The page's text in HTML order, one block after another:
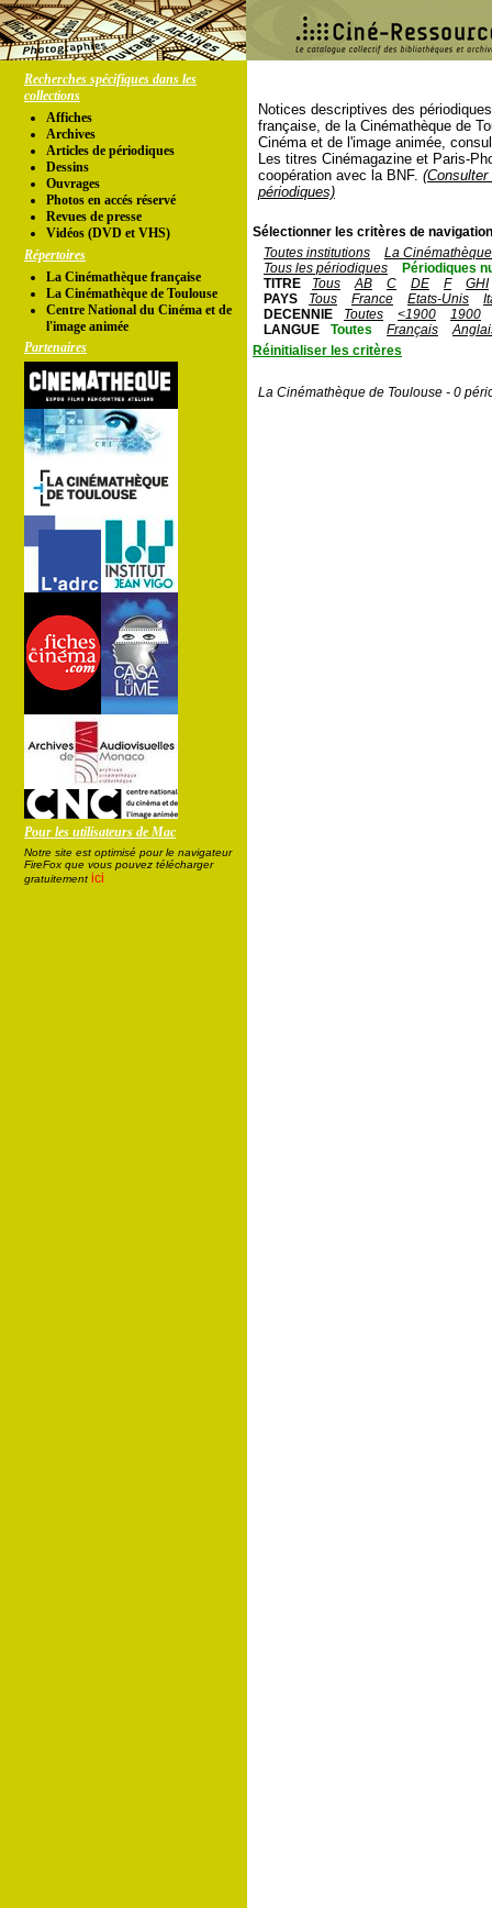
Recherches spécifiques dans les
collections
Affiches
Archives
Articles de périodiques
Dessins
Ouvrages
Photos en accés réservé
Revues de presse
Vidéos (DVD et VHS)
Répertoires
La Cinémathèque française
La Cinémathèque de Toulouse
Centre National du Cinéma et de
l'image animée
Partenaires
Pour les utilisateurs de Mac
Notre site est optimisé pour le navigateur
FireFox que vous pouvez télécharger
gratuitement ici
Notices descriptives des
française, de la Cinémathèque de
Cinéma et de l'image animée,
Les titres Cinémagazine et Paris-
coopération avec la BNF.
périodiques)
Sélectionner les critères de
Toutes institutions
La
Tous les périodiques
Périodiques
TITRE
Tous AB C DE F
GHI
PAYS
Tous France Etats-Unis
DECENNIE
Toutes <1900
1900
LANGUE
Toutes Français
Réinitialiser les critères
La Cinémathèque de Toulouse - 0